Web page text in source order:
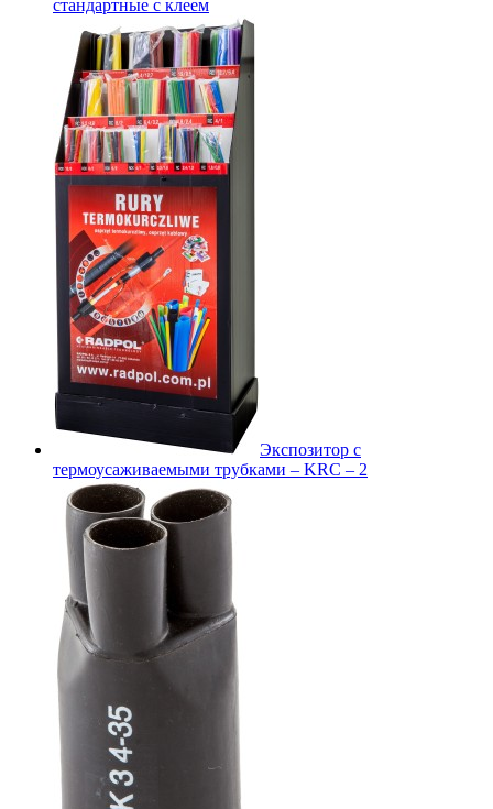
стандартные с клеем
Экспозитор с
термоусаживаемыми трубками – KRC – 2